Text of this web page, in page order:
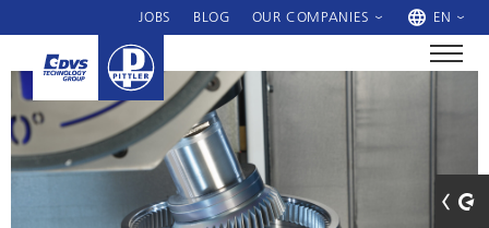
JOBS BLOG OUR COMPANIES EN